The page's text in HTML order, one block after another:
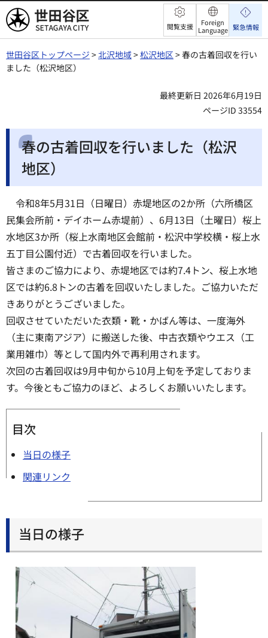
世田谷区 閲覧支援
Foreign
Language 緊急情報
世田谷区トップページ >北沢地域>松沢地区> 春の古着回収を行い
ました（松沢地区）
最終更新日 2026年6月19日
ページID 33554
春の古着回収を行いました（松沢
地区）
令和8年5月31日（日曜日）赤堤地区の2か所（六所橋区
民集会所前・デイホーム赤堤前）、6月13日（土曜日）桜上
水地区3か所（桜上水南地区会館前・松沢中学校横・桜上水
五丁目公園付近）で古着回収を行いました。
皆さまのご協力により、赤堤地区では約7.4トン、桜上水地
区では約6.8トンの古着を回収いたしました。ご協力いただ
きありがとうございました。
回収させていただいた衣類・靴・かばん等は、一度海外
（主に東南アジア）に搬送した後、中古衣類やウエス（工
業用雑巾）等として国内外で再利用されます。
次回の古着回収は9月中旬から10月上旬を予定しておりま
す。今後ともご協力のほど、よろしくお願いいたします。
目次
当日の様子
関連リンク
当日の様子